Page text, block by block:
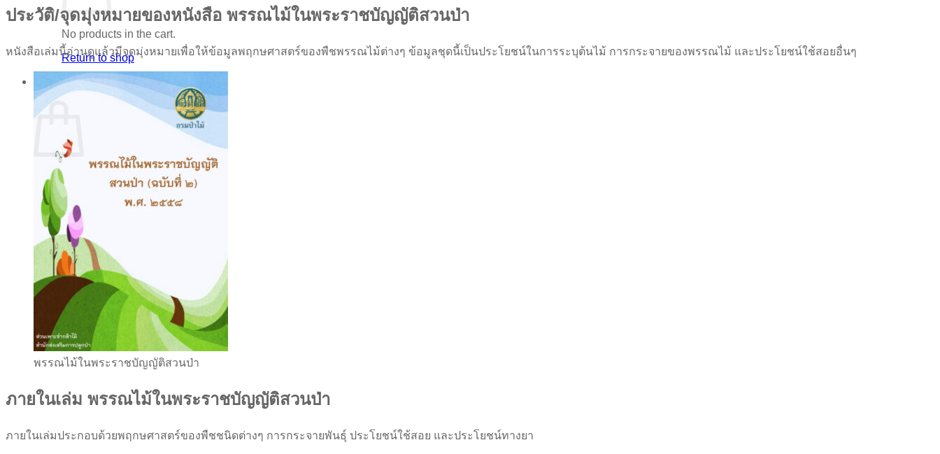
No products in the cart.
Return to shop
Cart
No products in the cart.
Return to shop
ประวัติ/จุดมุ่งหมายของหนังสือ พรรณไม้ในพระราชบัญญัติสวนป่า
หนังสือเล่มนี้อ่านดูแล้วมีจุดมุ่งหมายเพื่อให้ข้อมูลพฤกษศาสตร์ของพืชพรรณไม้ต่างๆ ข้อมูลชุดนี้เป็นประโยชน์ในการระบุต้นไม้ การกระจายของพรรณไม้ และประโยชน์ใช้สอยอื่นๆ
พรรณไม้ในพระราชบัญญัติสวนป่า
ภายในเล่ม พรรณไม้ในพระราชบัญญัติสวนป่า
ภายในเล่มประกอบด้วยพฤกษศาสตร์ของพืชชนิดต่างๆ การกระจายพันธุ์ ประโยชน์ใช้สอย และประโยชน์ทางยา